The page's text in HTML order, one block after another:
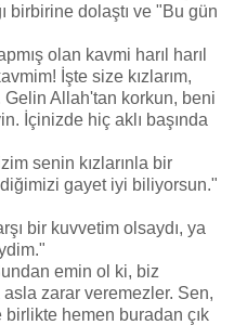
birbirine dolaştı ve "Bu gün
olan kavmi harıl harıl
İşte size kızlarım,
Allah'tan korkun, beni
İçinizde hiç aklı başında
senin kızlarınla bir
gayet iyi biliyorsun."
bir kuvvetim olsaydı, ya
emin ol ki, biz
zarar veremezler. Sen,
hemen buradan çık